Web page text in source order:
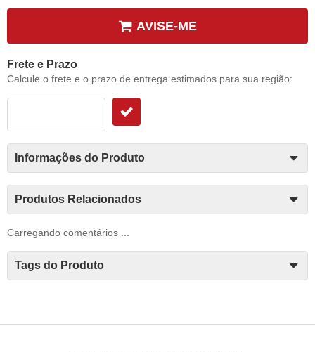
AVISE-ME
Frete e Prazo
Calcule o frete e o prazo de entrega estimados para sua região:
Informações do Produto
Produtos Relacionados
Carregando comentários ...
Tags do Produto